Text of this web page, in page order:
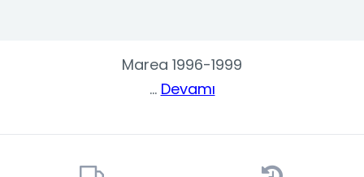
Marea 1996-1999
... Devamı